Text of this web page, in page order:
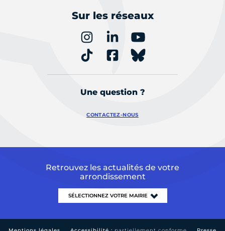
Sur les réseaux
Une question ?
CONTACTEZ-NOUS
Retrouvez les actualités de votre
arrondissement